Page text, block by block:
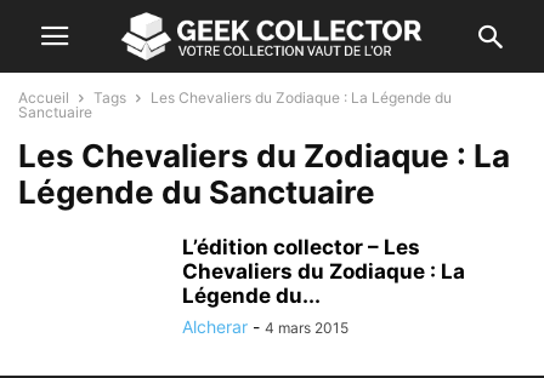
Accueil Tags
Les Chevaliers du Zodiaque : La Légende du
Sanctuaire
Les Chevaliers du Zodiaque : La
Légende du Sanctuaire
L’édition collector – Les
Chevaliers du Zodiaque : La
Légende du...
Alcherar - 4 mars 2015